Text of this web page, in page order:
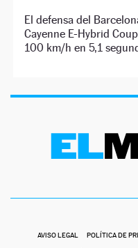
El defensa del
Cayenne E-Hybrid
100 km/h en 5,1
AVISO LEGAL POLÍTICA DE